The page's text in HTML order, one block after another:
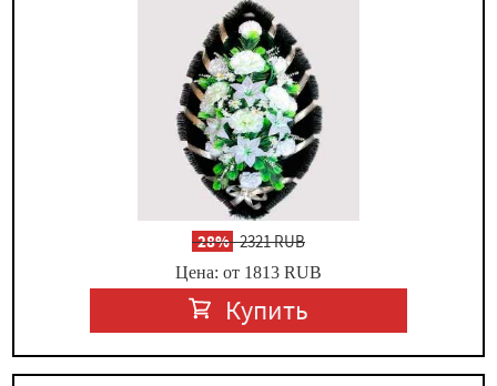
-28%2321 RUB
Цена: от 1813 RUB
Купить